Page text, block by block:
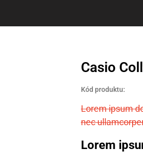
Casio
Kód produktu:
Lorem ipsum
nec
Lorem